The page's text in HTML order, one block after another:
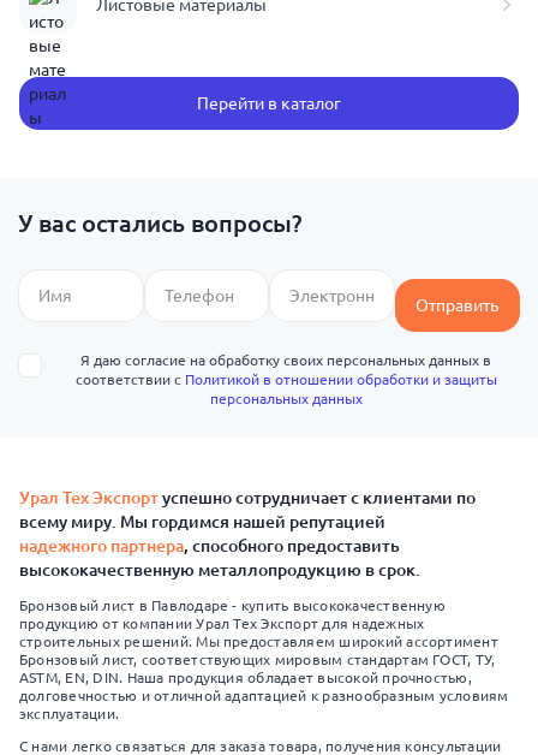
Листовые материалы
Перейти в каталог
У вас остались вопросы?
Отправить
Я даю согласие на обработку своих персональных данных в
соответствии с Политикой в отношении обработки и защиты
персональных данных
Урал Тех Экспортуспешно сотрудничает с клиентами по
всему миру. Мы гордимся нашей репутацией
надежного партнера, способного предоставить
высококачественную металлопродукцию в срок.
Бронзовый лист в Павлодаре - купить высококачественную
продукцию от компании Урал Тех Экспорт для надежных
строительных решений. Мы предоставляем широкий ассортимент
Бронзовый лист, соответствующих мировым стандартам ГОСТ, ТУ,
ASTM, EN, DIN. Наша продукция обладает высокой прочностью,
долговечностью и отличной адаптацией к разнообразным условиям
эксплуатации.
С нами легко связаться для заказа товара, получения консультации